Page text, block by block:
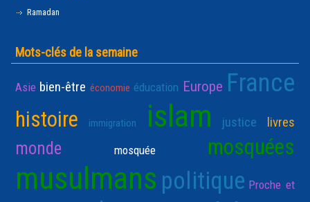
Ramadan
Mots-clés de la semaine
Asie bien-être économie éducation Europe France
histoire immigration islam justice livres
monde mosquée mosquées
musulmans politique Proche et